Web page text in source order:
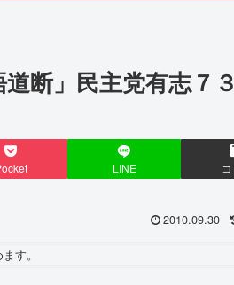
断」民主党有志７
LINE
2010.09.30
す。